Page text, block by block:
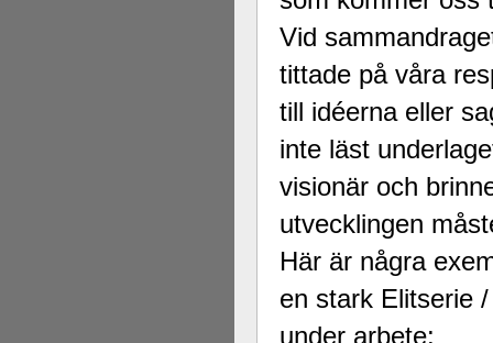
Vid
tittade på våra
till idéerna eller
inte läst
visionär och
utvecklingen
Här är några
en stark Elitserie
under arbete: